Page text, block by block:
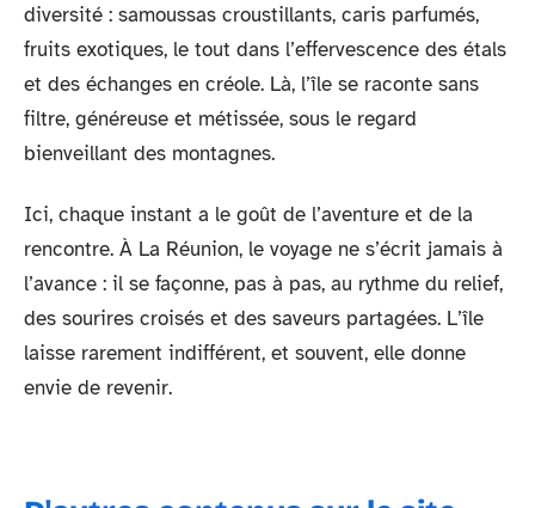
diversité : samoussas croustillants, caris parfumés,
fruits exotiques, le tout dans l’effervescence des étals
et des échanges en créole. Là, l’île se raconte sans
filtre, généreuse et métissée, sous le regard
bienveillant des montagnes.
Ici, chaque instant a le goût de l’aventure et de la
rencontre. À La Réunion, le voyage ne s’écrit jamais à
l’avance : il se façonne, pas à pas, au rythme du relief,
des sourires croisés et des saveurs partagées. L’île
laisse rarement indifférent, et souvent, elle donne
envie de revenir.